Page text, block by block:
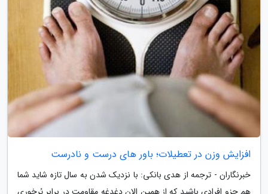
افزایش وزن در تعطیلات؛ باور های درست و نادرست
خبرنگاران - ترجمه از هدی بانکی: با نزدیک شدن به سال تازه شاید شما